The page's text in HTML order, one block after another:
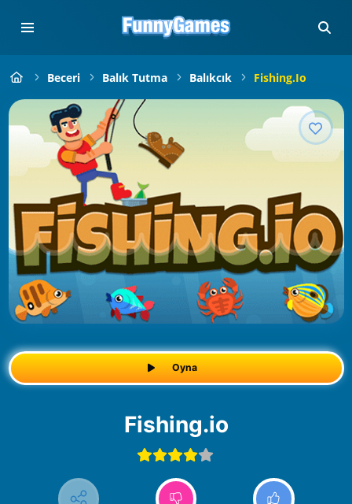
Beceri Balık Tutma Balıkcık Fishing.io
Oyna
Fishing.io